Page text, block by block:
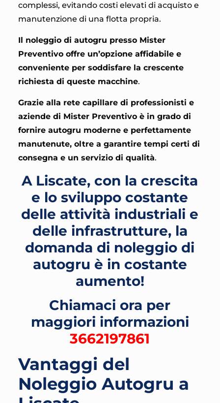
complessi, evitando costi elevati di acquisto e
manutenzione di una flotta propria.
Il noleggio di autogru presso Mister
Preventivo offre un’opzione affidabile e
conveniente per soddisfare la crescente
richiesta di queste macchine.
Grazie alla rete capillare di professionisti e
aziende di Mister Preventivo è in grado di
fornire autogru moderne e perfettamente
manutenute, oltre a garantire tempi certi di
consegna e un servizio di qualità.
A Liscate, con la crescita
e lo sviluppo costante
delle attività industriali e
delle infrastrutture, la
domanda di noleggio di
autogru è in costante
aumento!
Chiamaci ora per
maggiori informazioni
3662197861
Vantaggi del
Noleggio Autogru a